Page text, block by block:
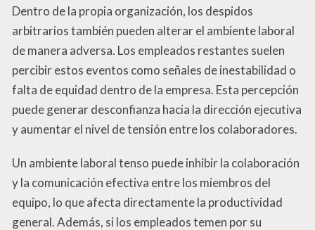
Dentro de la propia organización, los despidos
arbitrarios también pueden alterar el ambiente laboral
de manera adversa. Los empleados restantes suelen
percibir estos eventos como señales de inestabilidad o
falta de equidad dentro de la empresa. Esta percepción
puede generar desconfianza hacia la dirección ejecutiva
y aumentar el nivel de tensión entre los colaboradores.
Un ambiente laboral tenso puede inhibir la colaboración
y la comunicación efectiva entre los miembros del
equipo, lo que afecta directamente la productividad
general. Además, si los empleados temen por su